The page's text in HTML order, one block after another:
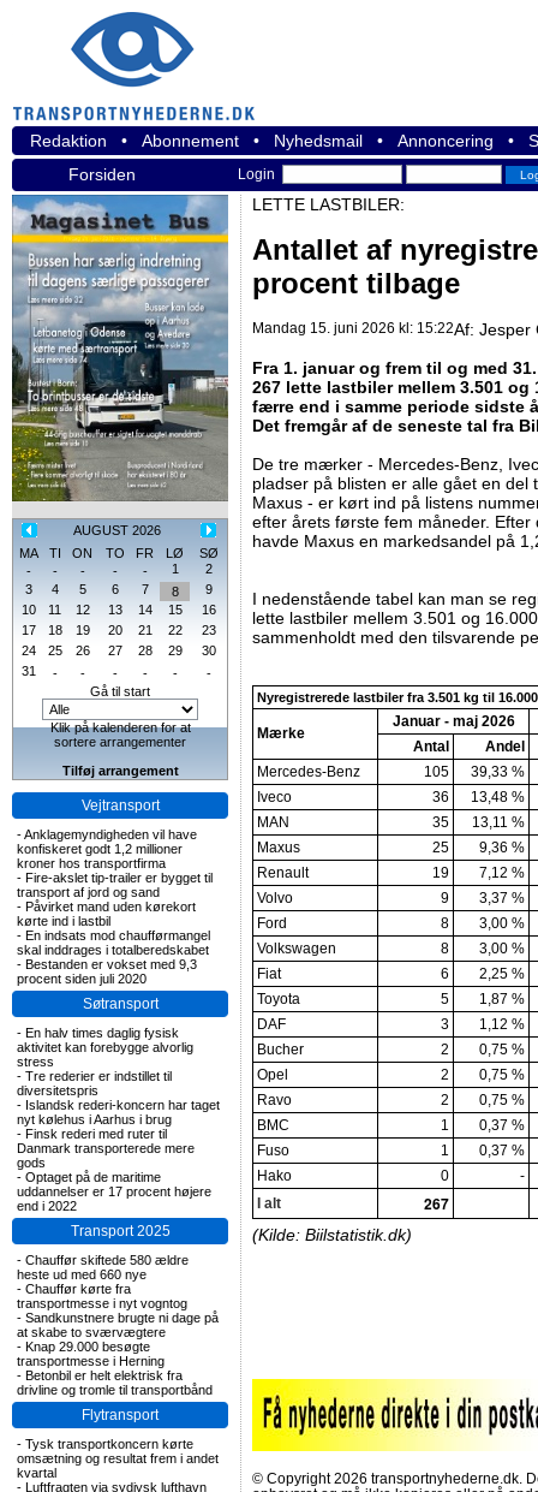
Redaktion • Abonnement • Nyhedsmail • Annoncering •
Forsiden
Login
AUGUST 2026
MA
TI ON TO FR LØ
SØ
-
- - - - 1
2
3
4 5 6 7 8
9
10
11 12 13 14 15
16
17
18 19 20 21 22
23
24
25 26 27 28 29
30
31
- - - - -
-
Gå til start
Klik på kalenderen for at
sortere arrangementer
Tilføj arrangement
Vejtransport
-Anklagemyndigheden vil have
konfiskeret godt 1,2 millioner
kroner hos transportfirma
- Fire-akslet tip-trailer er bygget til
transport af jord og sand
- Påvirket mand uden kørekort
kørte ind i lastbil
- En indsats mod chaufførmangel
skal inddrages i totalberedskabet
- Bestanden er vokset med 9,3
procent siden juli 2020
Søtransport
- En halv times daglig fysisk
aktivitet kan forebygge alvorlig
stress
- Tre rederier er indstillet til
diversitetspris
- Islandsk rederi-koncern har taget
nyt kølehus i Aarhus i brug
- Finsk rederi med ruter til
Danmark transporterede mere
gods
- Optaget på de maritime
uddannelser er 17 procent højere
end i 2022
Transport 2025
- Chauffør skiftede 580 ældre
heste ud med 660 nye
- Chauffør kørte fra
transportmesse i nyt vogntog
- Sandkunstnere brugte ni dage på
at skabe to sværvægtere
- Knap 29.000 besøgte
transportmesse i Herning
- Betonbil er helt elektrisk fra
drivline og tromle til transportbånd
Flytransport
- Tysk transportkoncern kørte
omsætning og resultat frem i andet
kvartal
- Luftfragten via sydjysk lufthavn
LETTE LASTBILER:
Antallet af
procent tilbage
Mandag 15. juni 2026 kl: 15:22Af: Jesper
Fra 1. januar og frem til og med
267 lette lastbiler mellem 3.501 og
færre end i samme periode sidste
Det fremgår af de seneste tal fra
De tre mærker - Mercedes-Benz,
pladser på blisten er alle gået en
Maxus - er kørt ind på listens
efter årets første fem måneder.
havde Maxus en markedsandel på
I nedenstående tabel kan man se
lette lastbiler mellem 3.501 og
sammenholdt med den tilsvarende
Nyregistrerede lastbiler fra 3.501 kg til
Mærke
Januar - maj 2026
Antal
Andel
Mercedes-Benz
105
39,33 %
Iveco
36
13,48 %
MAN
35
13,11 %
Maxus
25
9,36 %
Renault
19
7,12 %
Volvo
9
3,37 %
Ford
8
3,00 %
Volkswagen
8
3,00 %
Fiat
6
2,25 %
Toyota
5
1,87 %
DAF
3
1,12 %
Bucher
2
0,75 %
Opel
2
0,75 %
Ravo
2
0,75 %
BMC
1
0,37 %
Fuso
1
0,37 %
Hako
0
-
I alt
267
(Kilde: Biilstatistik.dk)
© Copyright 2026 transportnyhederne.dk.